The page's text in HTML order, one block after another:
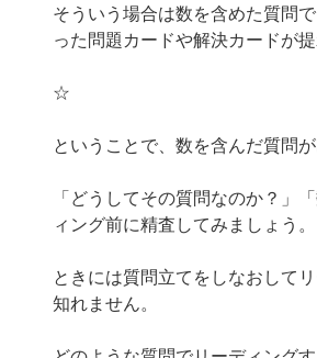
そういう場合は数を含めた質問
った問題カードや解決カードが
☆
ということで、数を含んだ質問
「どうしてその質問なのか？」
ィング前に精査してみましょう。
ときには質問立てをしなおして
知れません。